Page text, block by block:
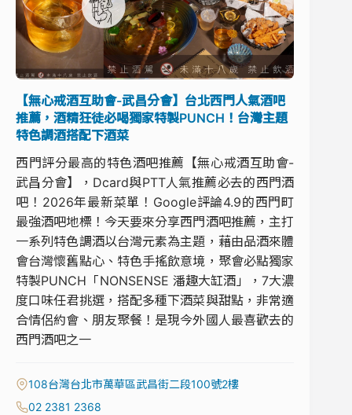
【無心戒酒互助會-武昌分會】台北西門人氣酒吧
推薦，酒精狂徒必喝獨家特製PUNCH！台灣主題
特色調酒搭配下酒菜
西門評分最高的特色酒吧推薦【無心戒酒互助會-
武昌分會】，Dcard與PTT人氣推薦必去的西門酒
吧！2026年最新菜單！Google評論4.9的西門町
最強酒吧地標！今天要來分享西門酒吧推薦，主打
一系列特色調酒以台灣元素為主題，藉由品酒來體
會台灣懷舊點心、特色手搖飲意境，聚會必點獨家
特製PUNCH「NONSENSE 潘趣⼤缸酒」，7大濃
度口味任君挑選，搭配多種下酒菜與甜點，非常適
合情侶約會、朋友聚餐！是現今外國人最喜歡去的
西門酒吧之一
108台灣台北市萬華區武昌街二段100號2樓
02 2381 2368